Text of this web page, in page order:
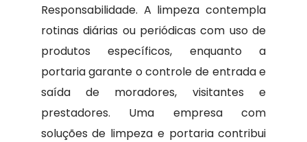
Responsabilidade. A limpeza contempla
rotinas diárias ou periódicas com uso de
produtos específicos, enquanto a
portaria garante o controle de entrada e
saída de moradores, visitantes e
prestadores. Uma empresa com
soluções de limpeza e portaria contribui